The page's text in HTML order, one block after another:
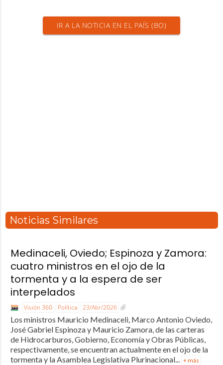
IR A LA NOTICIA EN EL PAÍS (BO)
Noticias Similares
Medinaceli, Oviedo; Espinoza y Zamora:
cuatro ministros en el ojo de la
tormenta y a la espera de ser
interpelados
Visión 360 Política 23/Abr/2026
Los ministros Mauricio Medinaceli, Marco Antonio Oviedo,
José Gabriel Espinoza y Mauricio Zamora, de las carteras
de Hidrocarburos, Gobierno, Economía y Obras Públicas,
respectivamente, se encuentran actualmente en el ojo de la
tormenta y la Asamblea Legislativa Plurinacional... + más